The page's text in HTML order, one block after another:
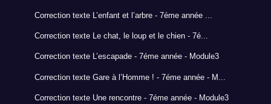
Correction texte L’enfant et l’arbre - 7éme année ...
Correction texte Le chat, le loup et le chien - 7é...
Correction texte L’escapade - 7éme année - Module3
Correction texte Gare à l’Homme ! - 7éme année - M...
Correction texte Une rencontre - 7éme année - Module3